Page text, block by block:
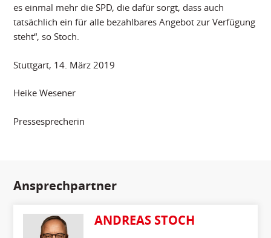
es einmal mehr die SPD, die dafür sorgt, dass auch
tatsächlich ein für alle bezahlbares Angebot zur Verfügung
steht“, so Stoch.
Stuttgart, 14. März 2019
Heike Wesener
Pressesprecherin
Ansprechpartner
ANDREAS STOCH